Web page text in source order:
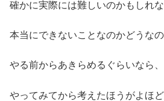
確かに実際には難しいのかもしれな
本当にできないことなのかどうなの
やる前からあきらめるぐらいなら、
やってみてから考えたほうがよほど